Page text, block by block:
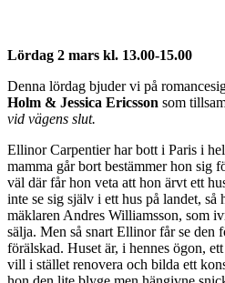
Lördag 2 mars kl. 13.00-15.00
Denna lördag bjuder vi på
Holm & Jessica Ericsson som
vid vägens slut.
Ellinor Carpentier har bott i Paris i
mamma går bort bestämmer hon sig
väl där får hon veta att hon ärvt ett
inte se sig själv i ett hus på landet, så
mäklaren Andres Williamsson, som
sälja. Men så snart Ellinor får se den
förälskad. Huset är, i hennes ögon,
vill i stället renovera och bilda ett